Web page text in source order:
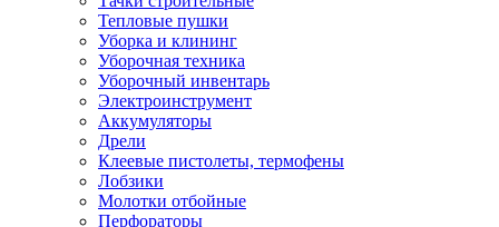
Тепловые пушки
Уборка и клининг
Уборочная техника
Уборочный инвентарь
Электроинструмент
Аккумуляторы
Дрели
Клеевые пистолеты, термофены
Лобзики
Молотки отбойные
Перфораторы